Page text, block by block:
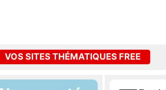
VOS SITES THÉMATIQUES FREE